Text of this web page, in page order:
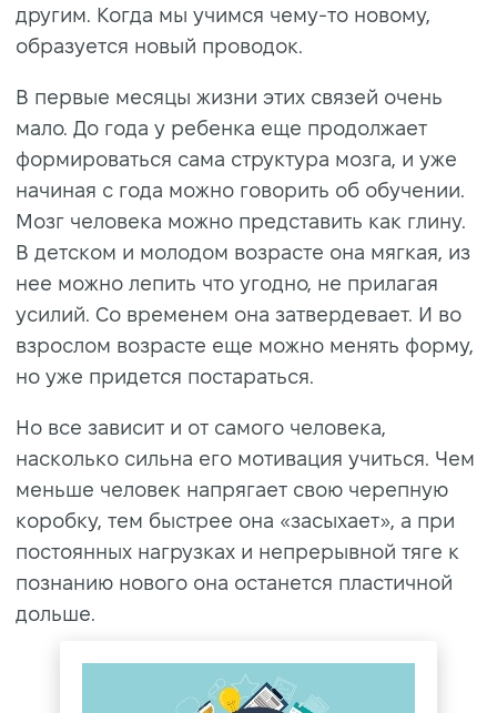
другим. Когда мы учимся чему-то новому,
образуется новый проводок.
В первые месяцы жизни этих связей очень
мало. До года у ребенка еще продолжает
формироваться сама структура мозга, и уже
начиная с года можно говорить об обучении.
Мозг человека можно представить как глину.
В детском и молодом возрасте она мягкая, из
нее можно лепить что угодно, не прилагая
усилий. Со временем она затвердевает. И во
взрослом возрасте еще можно менять форму,
но уже придется постараться.
Но все зависит и от самого человека,
насколько сильна его мотивация учиться. Чем
меньше человек напрягает свою черепную
коробку, тем быстрее она «засыхает», а при
постоянных нагрузках и непрерывной тяге к
познанию нового она останется пластичной
дольше.